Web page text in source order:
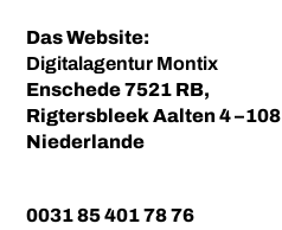
Das Website:
Digitalagentur Montix
Enschede 7521 RB,
Rigtersbleek Aalten 4 –108
Niederlande
0031 85 401 78 76